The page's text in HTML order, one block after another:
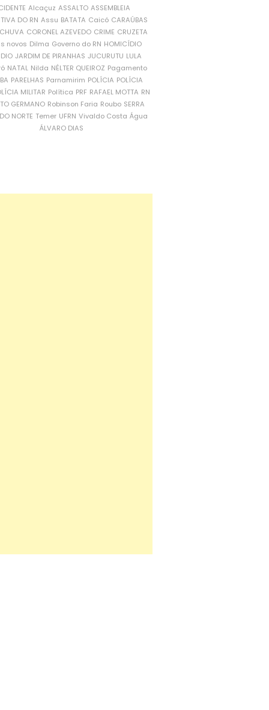
Alcaçuz ASSALTO ASSEMBLEIA
DO RN Assu BATATA Caicó CARAÚBAS
CORONEL AZEVEDO CRIME CRUZETA
novos Dilma Governo do RN HOMICÍDIO
JARDIM DE PIRANHAS JUCURUTU LULA
NATAL Nilda NÉLTER QUEIROZ Pagamento
PARELHAS Parnamirim POLÍCIA POLÍCIA
MILITAR Política PRF RAFAEL MOTTA RN
GERMANO Robinson Faria Roubo SERRA
NORTE Temer UFRN Vivaldo Costa Água
ÁLVARO DIAS